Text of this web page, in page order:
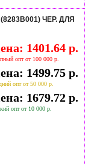
ЧЕР. ДЛЯ
1401.64 р.
опт от 100 000 р.
1499.75 р.
опт от 50 000 р.
1679.72 р.
опт от 10 000 р.